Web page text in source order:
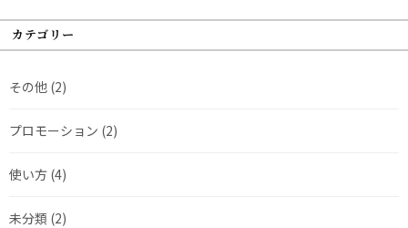
カテゴリー
その他 (2)
プロモーション (2)
使い方 (4)
未分類 (2)